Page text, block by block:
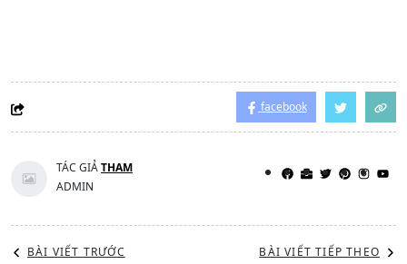
facebook
TÁC GIẢTHAM
ADMIN
BÀI VIẾT TRƯỚC BÀI VIẾT TIẾP THEO